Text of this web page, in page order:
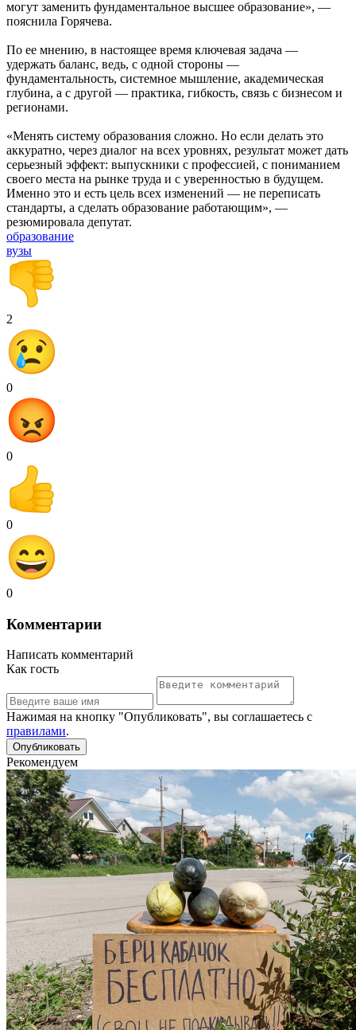
могут заменить фундаментальное высшее образование», —
пояснила Горячева.
По ее мнению, в настоящее время ключевая задача —
удержать баланс, ведь, с одной стороны —
фундаментальность, системное мышление, академическая
глубина, а с другой — практика, гибкость, связь с бизнесом и
регионами.
«Менять систему образования сложно. Но если делать это
аккуратно, через диалог на всех уровнях, результат может дать
серьезный эффект: выпускники с профессией, с пониманием
своего места на рынке труда и с уверенностью в будущем.
Именно это и есть цель всех изменений — не переписать
стандарты, а сделать образование работающим», —
резюмировала депутат.
образование
вузы
2
0
0
0
0
Комментарии
Написать комментарий
Как гость
Нажимая на кнопку "Опубликовать", вы соглашаетесь с
правилами.
Рекомендуем